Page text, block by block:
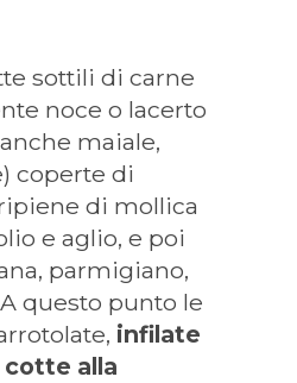
sottili di carne
noce o lacerto
maiale,
coperte di
di mollica
e aglio, e poi
parmigiano,
questo punto le
infilate
alla